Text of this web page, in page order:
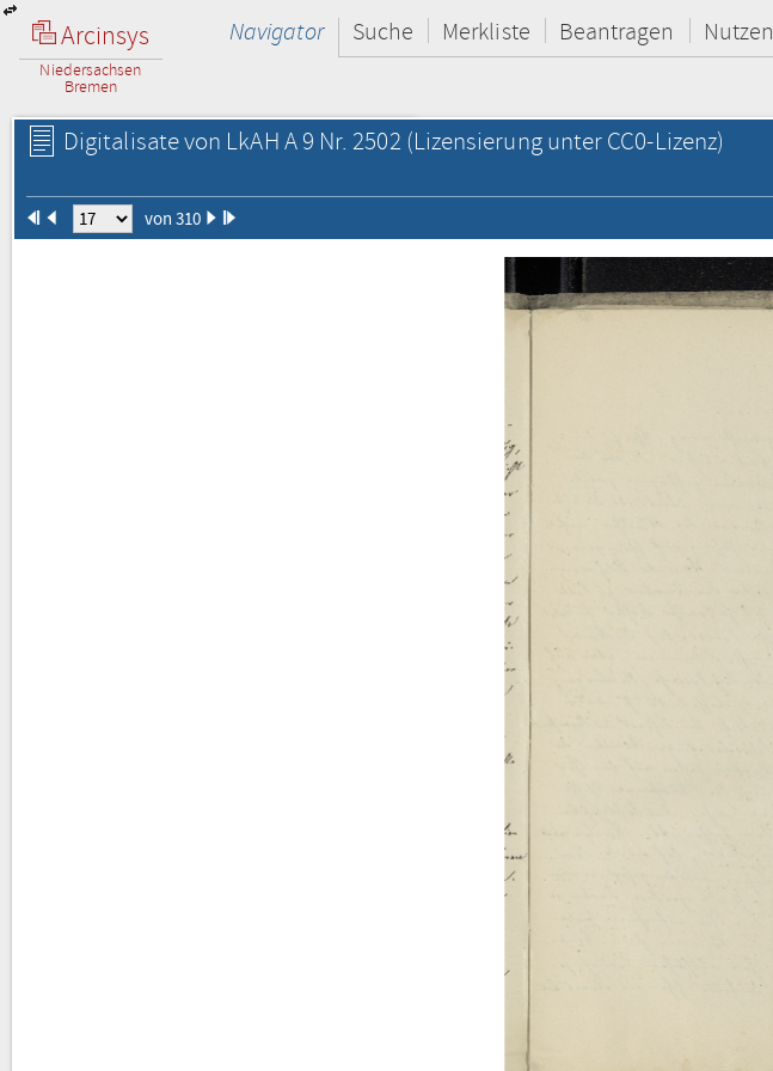
Arcinsys
Niedersachsen
Bremen
Navigator Suche Merkliste Beantragen Nutzen
Digitalisate von LkAH A 9 Nr. 2502 (Lizensierung unter CC0-Lizenz)
von 310